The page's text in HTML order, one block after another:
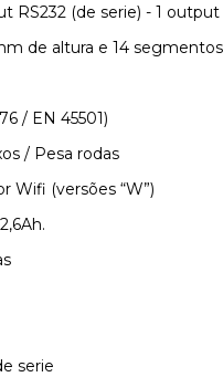
RS232 (de serie) - 1
de altura e 14
/ EN 45501)
/ Pesa rodas
Wifi (versões “W”)
serie